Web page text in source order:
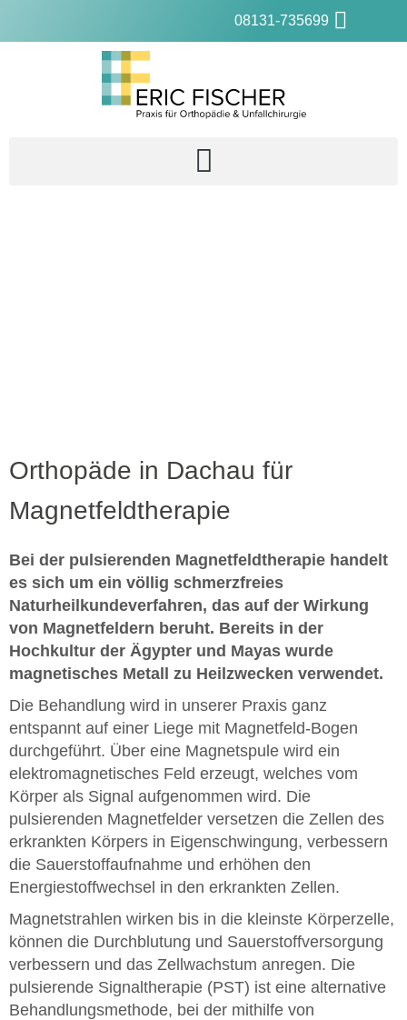
08131-735699
Orthopäde in Dachau für
Magnetfeldtherapie
Bei der pulsierenden Magnetfeldtherapie handelt
es sich um ein völlig schmerzfreies
Naturheilkundeverfahren, das auf der Wirkung
von Magnetfeldern beruht. Bereits in der
Hochkultur der Ägypter und Mayas wurde
magnetisches Metall zu Heilzwecken verwendet.
Die Behandlung wird in unserer Praxis ganz
entspannt auf einer Liege mit Magnetfeld-Bogen
durchgeführt. Über eine Magnetspule wird ein
elektromagnetisches Feld erzeugt, welches vom
Körper als Signal aufgenommen wird. Die
pulsierenden Magnetfelder versetzen die Zellen des
erkrankten Körpers in Eigenschwingung, verbessern
die Sauerstoffaufnahme und erhöhen den
Energiestoffwechsel in den erkrankten Zellen.
Magnetstrahlen wirken bis in die kleinste Körperzelle,
können die Durchblutung und Sauerstoffversorgung
verbessern und das Zellwachstum anregen. Die
pulsierende Signaltherapie (PST) ist eine alternative
Behandlungsmethode, bei der mithilfe von